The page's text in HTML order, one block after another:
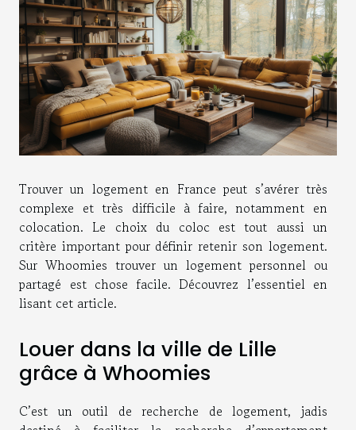
Trouver un logement en France peut s’avérer très
complexe et très difficile à faire, notamment en
colocation. Le choix du coloc est tout aussi un
critère important pour définir retenir son logement.
Sur Whoomies trouver un logement personnel ou
partagé est chose facile. Découvrez l’essentiel en
lisant cet article.
Louer dans la ville de Lille
grâce à Whoomies
C’est un outil de recherche de logement, jadis